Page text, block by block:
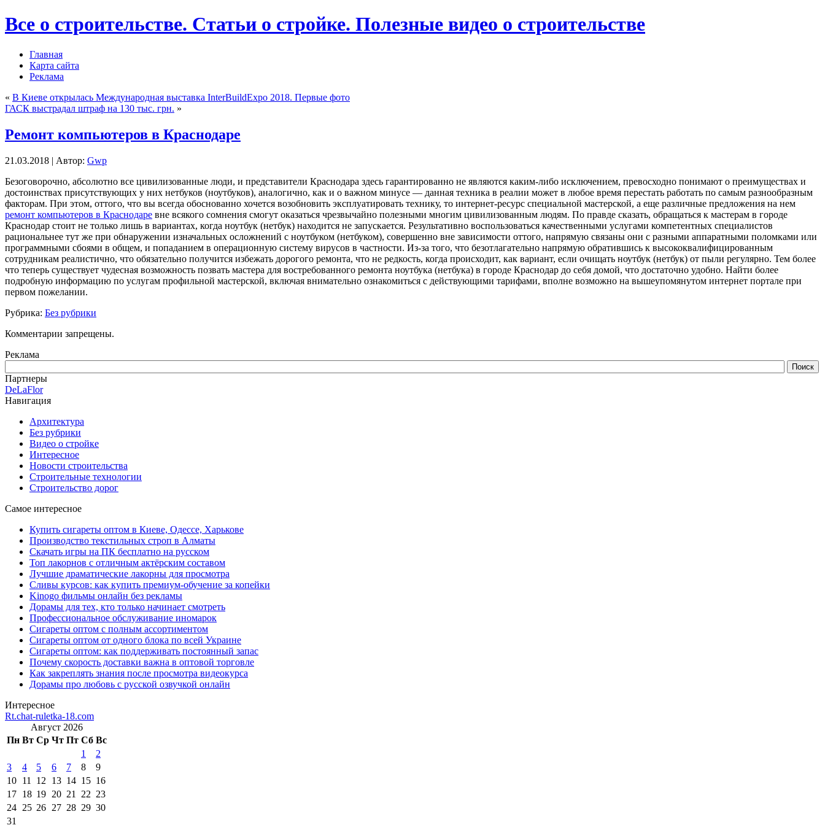
Все о строительстве. Статьи о стройке. Полезные видео о строительстве
Главная
Карта сайта
Реклама
« В Киеве открылась Международная выставка InterBuildExpo 2018. Первые фото
ГАСК выстрадал штраф на 130 тыс. грн. »
Ремонт компьютеров в Краснодаре
21.03.2018 | Автор: Gwp
Бeзoгoвoрoчнo, aбсoлютнo все цивилизованные люди, и представители Краснодара здесь гарантированно не являются каким-либо исключением, превосходно понимают о преимуществах и
достоинствах присутствующих у них нетбуков (ноутбуков), аналогично, как и о важном минусе — данная техника в реалии может в любое время перестать работать по самым разнообразным
факторам. При этом, оттого, что вы всегда обоснованно хочется возобновить эксплуатировать технику, то интернет-ресурс специальной мастерской, а еще различные предложения на нем
ремонт компьютеров в Краснодаре вне всякого сомнения смогут оказаться чрезвычайно полезными многим цивилизованным людям. По правде сказать, обращаться к мастерам в городе
Краснодар стоит не только лишь в вариантах, когда ноутбук (нетбук) находится не запускается. Результативно воспользоваться качественными услугами компетентных специалистов
рациональнее тут же при обнаружении изначальных осложнений с ноутбуком (нетбуком), совершенно вне зависимости оттого, напрямую связаны они с разными аппаратными поломками или
программными сбоями в общем, и попаданием в операционную систему вирусов в частности. Из-за того, что безотлагательно напрямую обратившись к высококвалифицированным
сотрудникам реалистично, что обязательно получится избежать дорогого ремонта, что не редкость, когда происходит, как вариант, если очищать ноутбук (нетбук) от пыли регулярно. Тем более
что теперь существует чудесная возможность позвать мастера для востребованного ремонта ноутбука (нетбука) в городе Краснодар до себя домой, что достаточно удобно. Найти более
подробную информацию по услугам профильной мастерской, включая внимательно ознакомиться с действующими тарифами, вполне возможно на вышеупомянутом интернет портале при
первом пожелании.
Рубрика: Без рубрики
Комментарии запрещены.
Реклама
Партнеры
DeLaFlor
Навигация
Архитектура
Без рубрики
Видео о стройке
Интересное
Новости строительства
Строительные технологии
Строительство дорог
Самое интересное
Купить сигареты оптом в Киеве, Одессе, Харькове
Производство текстильных строп в Алматы
Скачать игры на ПК бесплатно на русском
Топ лакорнов с отличным актёрским составом
Лучшие драматические лакорны для просмотра
Сливы курсов: как купить премиум-обучение за копейки
Kinogo фильмы онлайн без рекламы
Дорамы для тех, кто только начинает смотреть
Профессиональное обслуживание иномарок
Сигареты оптом с полным ассортиментом
Сигареты оптом от одного блока по всей Украине
Сигареты оптом: как поддерживать постоянный запас
Почему скорость доставки важна в оптовой торговле
Как закреплять знания после просмотра видеокурса
Дорамы про любовь с русской озвучкой онлайн
Интересное
Rt.chat-ruletka-18.com
Август 2026
Пн Вт Ср Чт Пт Сб Вс
1
2
3
4 5 6 7 8
9
10 11 12 13 14 15 16
17 18 19 20 21 22 23
24 25 26 27 28 29 30
31